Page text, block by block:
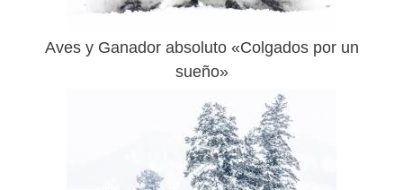
Aves y Ganador absoluto «Colgados por un
sueño»